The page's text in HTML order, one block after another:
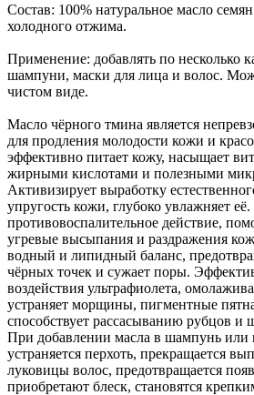
Состав: 100% натуральное масло
холодного отжима.
Применение: добавлять по несколько
шампуни, маски для лица и волос.
чистом виде.
Масло чёрного тмина является
для продления молодости кожи и
эффективно питает кожу, насыщает
жирными кислотами и полезными
Активизирует выработку
упругость кожи, глубоко увлажняет
противовоспалительное действие,
угревые высыпания и раздражения
водный и липидный баланс,
чёрных точек и сужает поры.
воздействия ультрафиолета,
устраняет морщины, пигментные
способствует рассасыванию рубцов и
При добавлении масла в шампунь или
устраняется перхоть, прекращается
луковицы волос, предотвращается
приобретают блеск, становятся